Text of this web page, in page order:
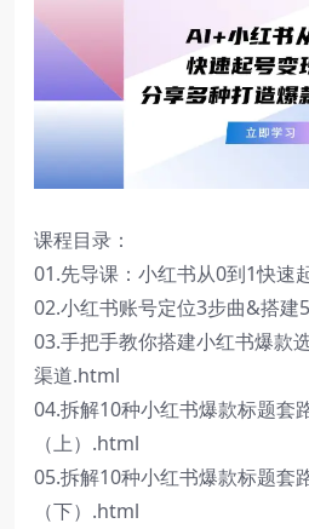
课程目录：
01.先导课：小红书从0到1快速
02.小红书账号定位3步曲&搭建
03.手把手教你搭建小红书爆款
渠道.html
04.拆解10种小红书爆款标题套
（上）.html
05.拆解10种小红书爆款标题套
（下）.html